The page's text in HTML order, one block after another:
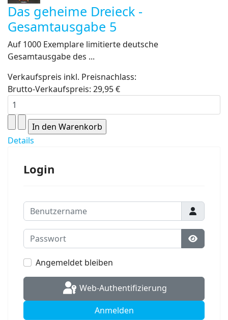
Das geheime Dreieck -
Gesamtausgabe 5
Auf 1000 Exemplare limitierte deutsche
Gesamtausgabe des ...
Verkaufspreis inkl. Preisnachlass:
Brutto-Verkaufspreis: 29,95 €
Details
Login
Benutzername
Passwort
Angemeldet bleiben
Web-Authentifizierung
Anmelden